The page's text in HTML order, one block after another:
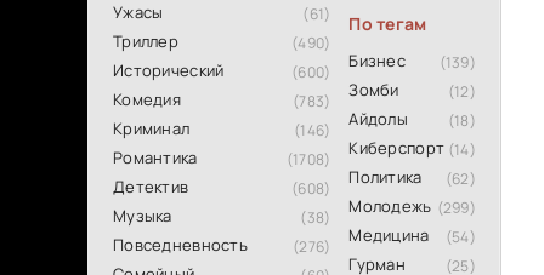
Ужасы (61)
Триллер (490)
Исторический (600)
Комедия (783)
Криминал (146)
Романтика (1708)
Детектив (608)
Музыка (38)
Повседневность (276)
По тегам
Бизнес (139)
Зомби (12)
Айдолы (18)
Киберспорт (14)
Политика (62)
Молодежь (299)
Медицина (54)
Гурман (25)